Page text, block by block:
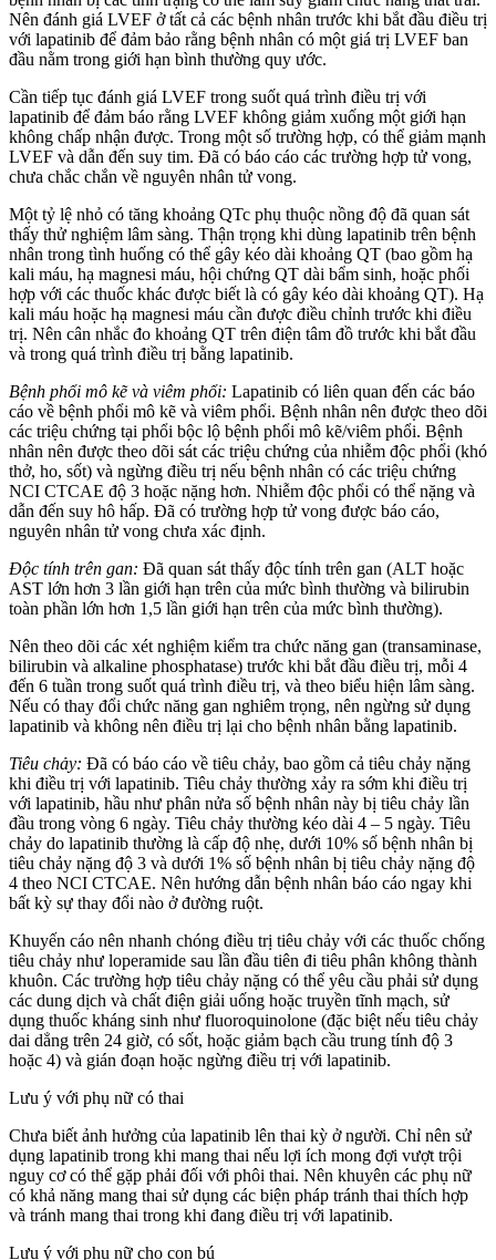
Nên đánh giá LVEF ở tất cả các bệnh nhân trước khi bắt đầu điều trị
với lapatinib để đảm bảo rằng bệnh nhân có một giá trị LVEF ban
đầu nằm trong giới hạn bình thường quy ước.
Cần tiếp tục đánh giá LVEF trong suốt quá trình điều trị với
lapatinib để đảm báo rằng LVEF không giảm xuống một giới hạn
không chấp nhận được. Trong một số trường hợp, có thể giảm mạnh
LVEF và dẫn đến suy tim. Đã có báo cáo các trường hợp tử vong,
chưa chắc chắn về nguyên nhân tử vong.
Một tỷ lệ nhỏ có tăng khoảng QTc phụ thuộc nồng độ đã quan sát
thấy thử nghiệm lâm sàng. Thận trọng khi dùng lapatinib trên bệnh
nhân trong tình huống có thể gây kéo dài khoảng QT (bao gồm hạ
kali máu, hạ magnesi máu, hội chứng QT dài bẩm sinh, hoặc phối
hợp với các thuốc khác được biết là có gây kéo dài khoảng QT). Hạ
kali máu hoặc hạ magnesi máu cần được điều chỉnh trước khi điều
trị. Nên cân nhắc đo khoảng QT trên điện tâm đồ trước khi bắt đầu
và trong quá trình điều trị bằng lapatinib.
Bệnh phổi mô kẽ và viêm phổi: Lapatinib có liên quan đến các báo
cáo về bệnh phổi mô kẽ và viêm phổi. Bệnh nhân nên được theo dõi
các triệu chứng tại phổi bộc lộ bệnh phổi mô kẽ/viêm phổi. Bệnh
nhân nên được theo dõi sát các triệu chứng của nhiễm độc phổi (khó
thở, ho, sốt) và ngừng điều trị nếu bệnh nhân có các triệu chứng
NCI CTCAE độ 3 hoặc nặng hơn. Nhiễm độc phổi có thể nặng và
dẫn đến suy hô hấp. Đã có trường hợp tử vong được báo cáo,
nguyên nhân tử vong chưa xác định.
Độc tính trên gan: Đã quan sát thấy độc tính trên gan (ALT hoặc
AST lớn hơn 3 lần giới hạn trên của mức bình thường và bilirubin
toàn phần lớn hơn 1,5 lần giới hạn trên của mức bình thường).
Nên theo dõi các xét nghiệm kiểm tra chức năng gan (transaminase,
bilirubin và alkaline phosphatase) trước khi bắt đầu điều trị, mỗi 4
đến 6 tuần trong suốt quá trình điều trị, và theo biểu hiện lâm sàng.
Nếu có thay đổi chức năng gan nghiêm trọng, nên ngừng sử dụng
lapatinib và không nên điều trị lại cho bệnh nhân bằng lapatinib.
Tiêu chảy: Đã có báo cáo về tiêu chảy, bao gồm cả tiêu chảy nặng
khi điều trị với lapatinib. Tiêu chảy thường xảy ra sớm khi điều trị
với lapatinib, hầu như phân nửa số bệnh nhân này bị tiêu chảy lần
đầu trong vòng 6 ngày. Tiêu chảy thường kéo dài 4 – 5 ngày. Tiêu
chảy do lapatinib thường là cấp độ nhẹ, dưới 10% số bệnh nhân bị
tiêu chảy nặng độ 3 và dưới 1% số bệnh nhân bị tiêu chảy nặng độ
4 theo NCI CTCAE. Nên hướng dẫn bệnh nhân báo cáo ngay khi
bất kỳ sự thay đổi nào ở đường ruột.
Khuyến cáo nên nhanh chóng điều trị tiêu chảy với các thuốc chống
tiêu chảy như loperamide sau lần đầu tiên đi tiêu phân không thành
khuôn. Các trường hợp tiêu chảy nặng có thể yêu cầu phải sử dụng
các dung dịch và chất điện giải uống hoặc truyền tĩnh mạch, sử
dụng thuốc kháng sinh như fluoroquinolone (đặc biệt nếu tiêu chảy
dai dẳng trên 24 giờ, có sốt, hoặc giảm bạch cầu trung tính độ 3
hoặc 4) và gián đoạn hoặc ngừng điều trị với lapatinib.
Lưu ý với phụ nữ có thai
Chưa biết ảnh hưởng của lapatinib lên thai kỳ ở người. Chỉ nên sử
dụng lapatinib trong khi mang thai nếu lợi ích mong đợi vượt trội
nguy cơ có thể gặp phải đối với phôi thai. Nên khuyên các phụ nữ
có khả năng mang thai sử dụng các biện pháp tránh thai thích hợp
và tránh mang thai trong khi đang điều trị với lapatinib.
Lưu ý với phụ nữ cho con bú